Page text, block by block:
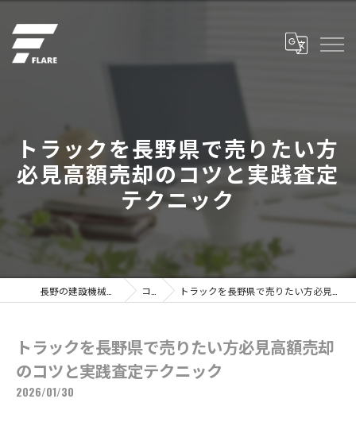
トラックを長野県で売りたい方
必見高額売却のコツと実践査定
テクニック
コラム トラックを長野県で売りたい方必見高額売却のコツと実践査定テクニック
トラックを長野県で売りたい方必見高額売却
のコツと実践査定テクニック
2026/01/30